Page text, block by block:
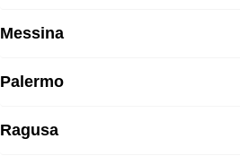
Messina
Palermo
Ragusa